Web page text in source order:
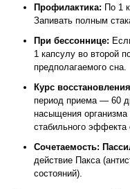
Профилактика: По 1
Запивать полным
При бессоннице:
1 капсулу во второй
предполагаемого сна.
Курс
период приема — 60
насыщения
стабильного эффекта
Сочетаемость:
действие Пакса
состояний).